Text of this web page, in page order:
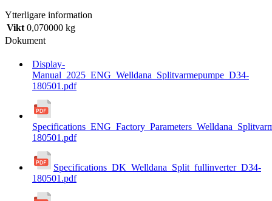
Ytterligare information
Vikt 0,070000 kg
Dokument
Display-
Manual_2025_ENG_Welldana_Splitvarmepumpe_D34-
180501.pdf
180501.pdf
Specifications_DK_Welldana_Split_fullinverter_D34-
180501.pdf